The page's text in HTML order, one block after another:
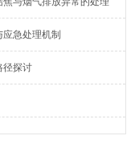
急处理机制
径探讨